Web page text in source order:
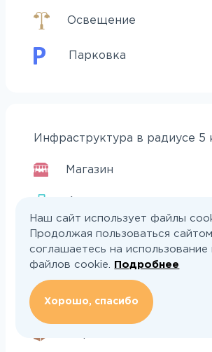
Освещение
Парковка
Инфраструктура в радиусе 5
Магазин
Церковь
Школа
Дет.сад
Наш сайт использует файлы
Продолжая пользоваться
соглашаетесь на
файлов cookie.
Подробнее
Хорошо, спасибо